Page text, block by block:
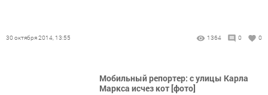
30 октября 2014, 13:55 1364 0 0
Мобильный репортер: с улицы Карла
Маркса исчез кот [фото]